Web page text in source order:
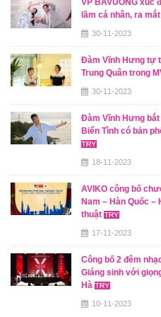
VP BAVUONG xúc
lãm cá nhân, ra
30-11-2023
Đàm Vĩnh Hưng tự
Trung Quân trong
30-11-2023
Đàm Vĩnh Hưng
Biển Tình có bản
18-11-2023
AVIKO công bố
Nam – Hàn Quốc –
thuật
17-11-2023
Công bố 2 đêm
Giáng sinh với
Hà
10-11-2023